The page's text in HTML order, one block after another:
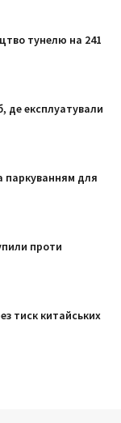
тунелю на 241
де експлуатували
паркуванням для
проти
тиск китайських